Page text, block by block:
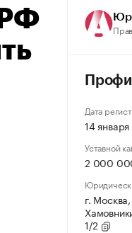
Дата
14
Уставной
2 000
г.
1/2